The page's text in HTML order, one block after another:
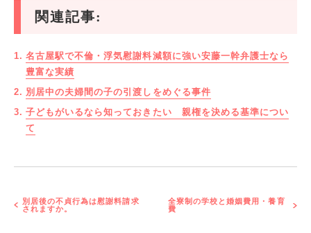
関連記事:
名古屋駅で不倫・浮気慰謝料減額に強い安藤一幹弁護士なら
豊富な実績
別居中の夫婦間の子の引渡しをめぐる事件
子どもがいるなら知っておきたい 親権を決める基準につい
て
別居後の不貞行為は慰謝料請求
されますか。
全寮制の学校と婚姻費用・養育
費